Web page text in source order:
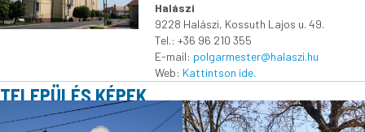
Halászi
9228 Halászi, Kossuth Lajos u. 49.
Tel.: +36 96 210 355
E-mail: polgarmester@halaszi.hu
Web: Kattintson ide.
TELEPÜLÉS KÉPEK